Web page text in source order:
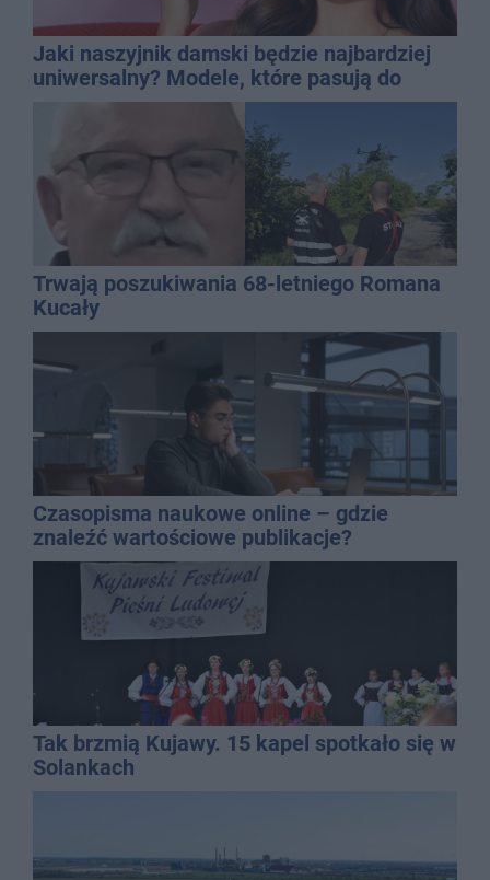
Jaki naszyjnik damski będzie najbardziej
uniwersalny? Modele, które pasują do
wielu stylizacji
Trwają poszukiwania 68-letniego Romana
Kucały
Czasopisma naukowe online – gdzie
znaleźć wartościowe publikacje?
Tak brzmią Kujawy. 15 kapel spotkało się w
Solankach